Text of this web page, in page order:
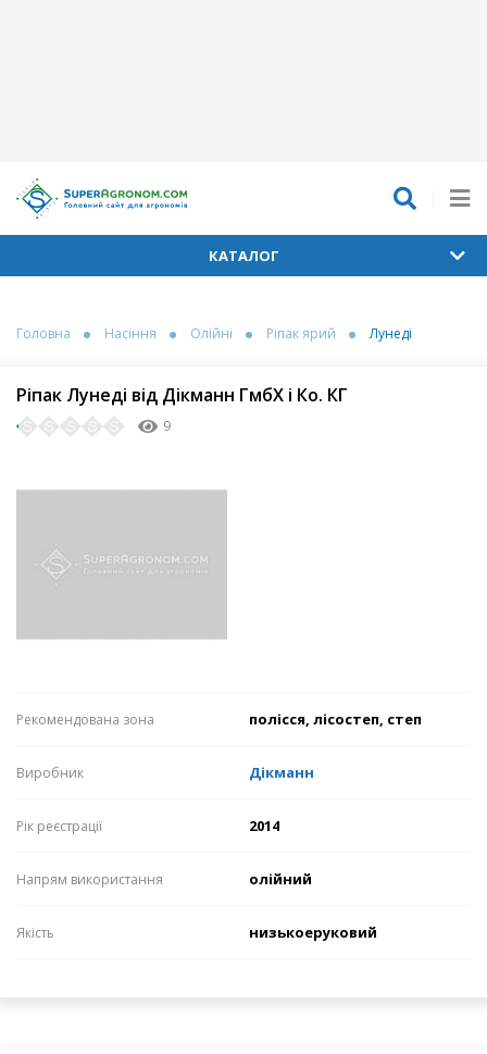
КАТАЛОГ
Головна Насіння Олійні Ріпак ярий Лунеді
Ріпак Лунеді від Дікманн ГмбХ і Ко. КГ
9
Рекомендована зона полісся, лісостеп, степ
Виробник Дікманн
Рік реєстрації 2014
Напрям використання олійний
Якість низькоеруковий